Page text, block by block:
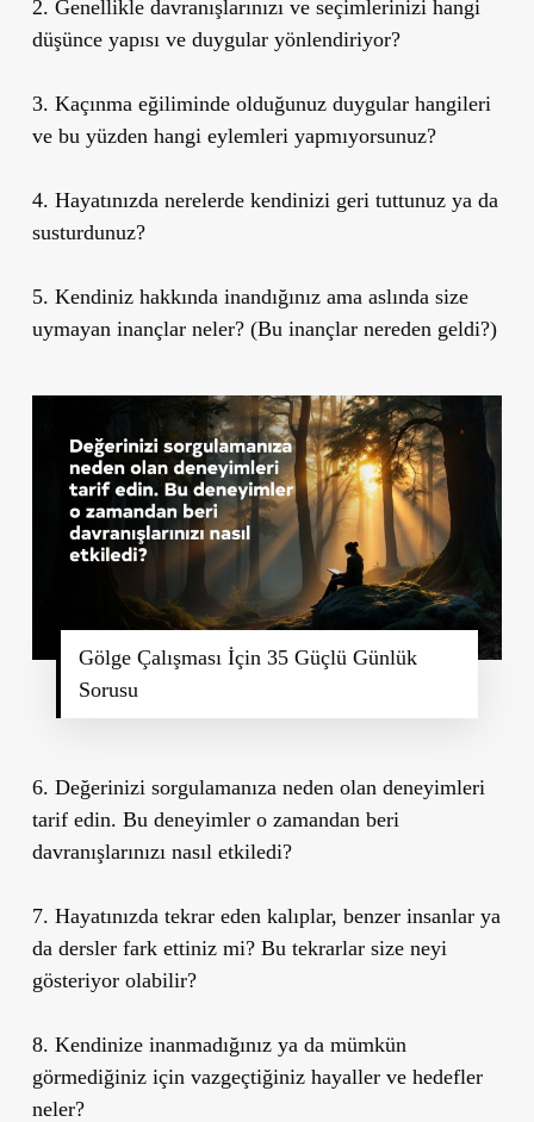
2. Genellikle davranışlarınızı ve seçimlerinizi hangi
düşünce yapısı ve duygular yönlendiriyor?
3. Kaçınma eğiliminde olduğunuz duygular hangileri
ve bu yüzden hangi eylemleri yapmıyorsunuz?
4. Hayatınızda nerelerde kendinizi geri tuttunuz ya da
susturdunuz?
5. Kendiniz hakkında inandığınız ama aslında size
uymayan inançlar neler? (Bu inançlar nereden geldi?)
Gölge Çalışması İçin 35 Güçlü Günlük
Sorusu
6. Değerinizi sorgulamanıza neden olan deneyimleri
tarif edin. Bu deneyimler o zamandan beri
davranışlarınızı nasıl etkiledi?
7. Hayatınızda tekrar eden kalıplar, benzer insanlar ya
da dersler fark ettiniz mi? Bu tekrarlar size neyi
gösteriyor olabilir?
8. Kendinize inanmadığınız ya da mümkün
görmediğiniz için vazgeçtiğiniz hayaller ve hedefler
neler?